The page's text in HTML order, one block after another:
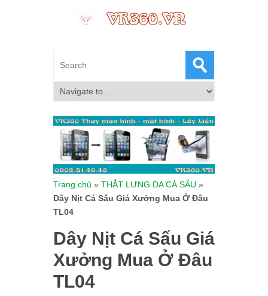
Trang chủ » THẮT LƯNG DA CÁ SẤU »
Dây Nịt Cá Sấu Giá Xưởng Mua Ở Đâu
TL04
Dây Nịt Cá Sấu Giá
Xưởng Mua Ở Đâu
TL04